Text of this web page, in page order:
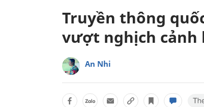
Truyền thông
vượt nghịch cảnh
An Nhi